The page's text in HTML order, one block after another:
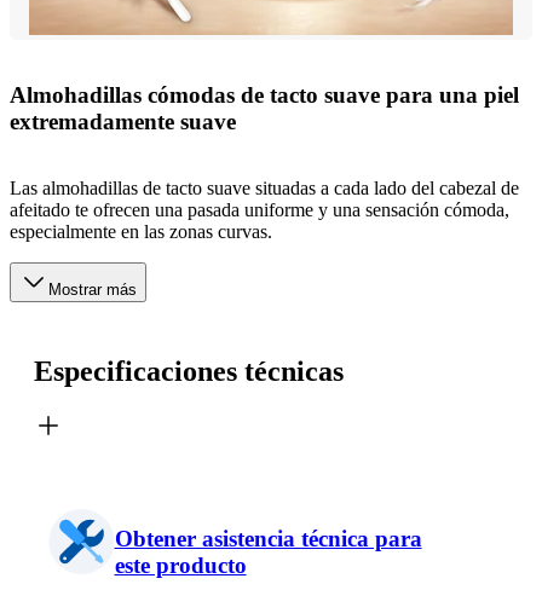
Almohadillas cómodas de tacto suave para una piel
extremadamente suave
Las almohadillas de tacto suave situadas a cada lado del cabezal de
afeitado te ofrecen una pasada uniforme y una sensación cómoda,
especialmente en las zonas curvas.
Mostrar más
Especificaciones técnicas
Obtener asistencia técnica para
este producto